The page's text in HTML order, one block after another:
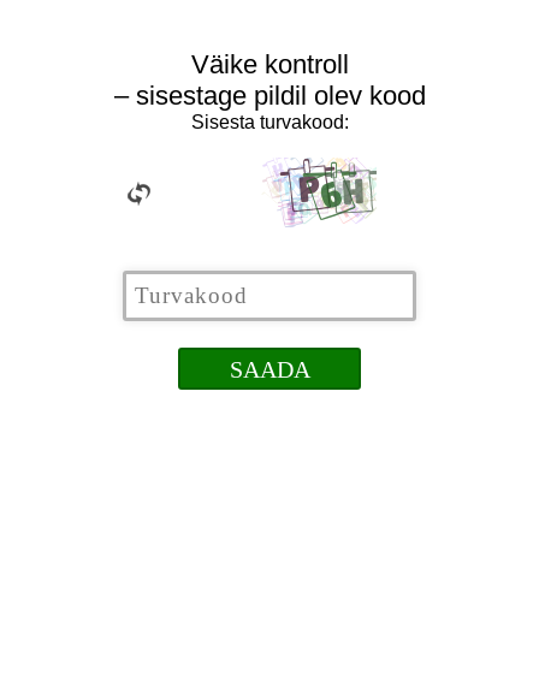
Väike kontroll
– sisestage pildil olev kood
Sisesta turvakood: